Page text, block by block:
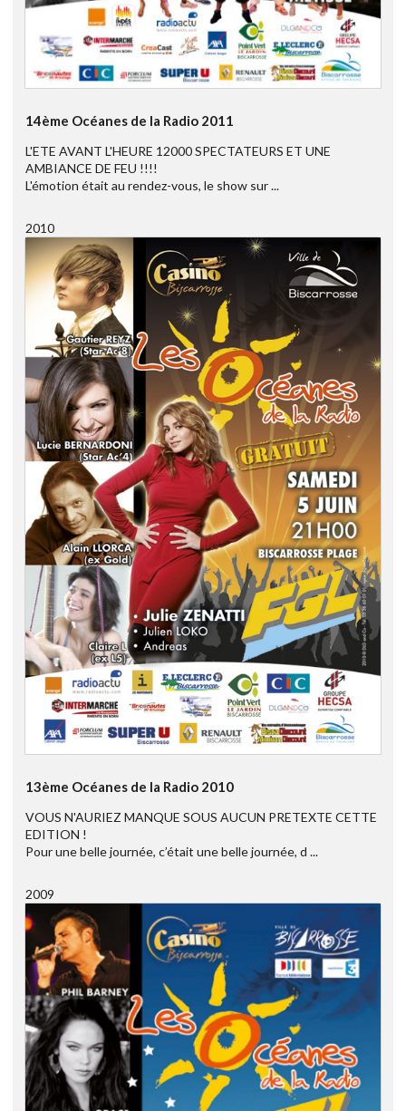
14ème Océanes de la Radio 2011
L'ETE AVANT L'HEURE 12000 SPECTATEURS ET UNE
AMBIANCE DE FEU !!!!
L'émotion était au rendez-vous, le show sur ...
2010
13ème Océanes de la Radio 2010
VOUS N'AURIEZ MANQUE SOUS AUCUN PRETEXTE CETTE
EDITION !
Pour une belle journée, c’était une belle journée, d ...
2009